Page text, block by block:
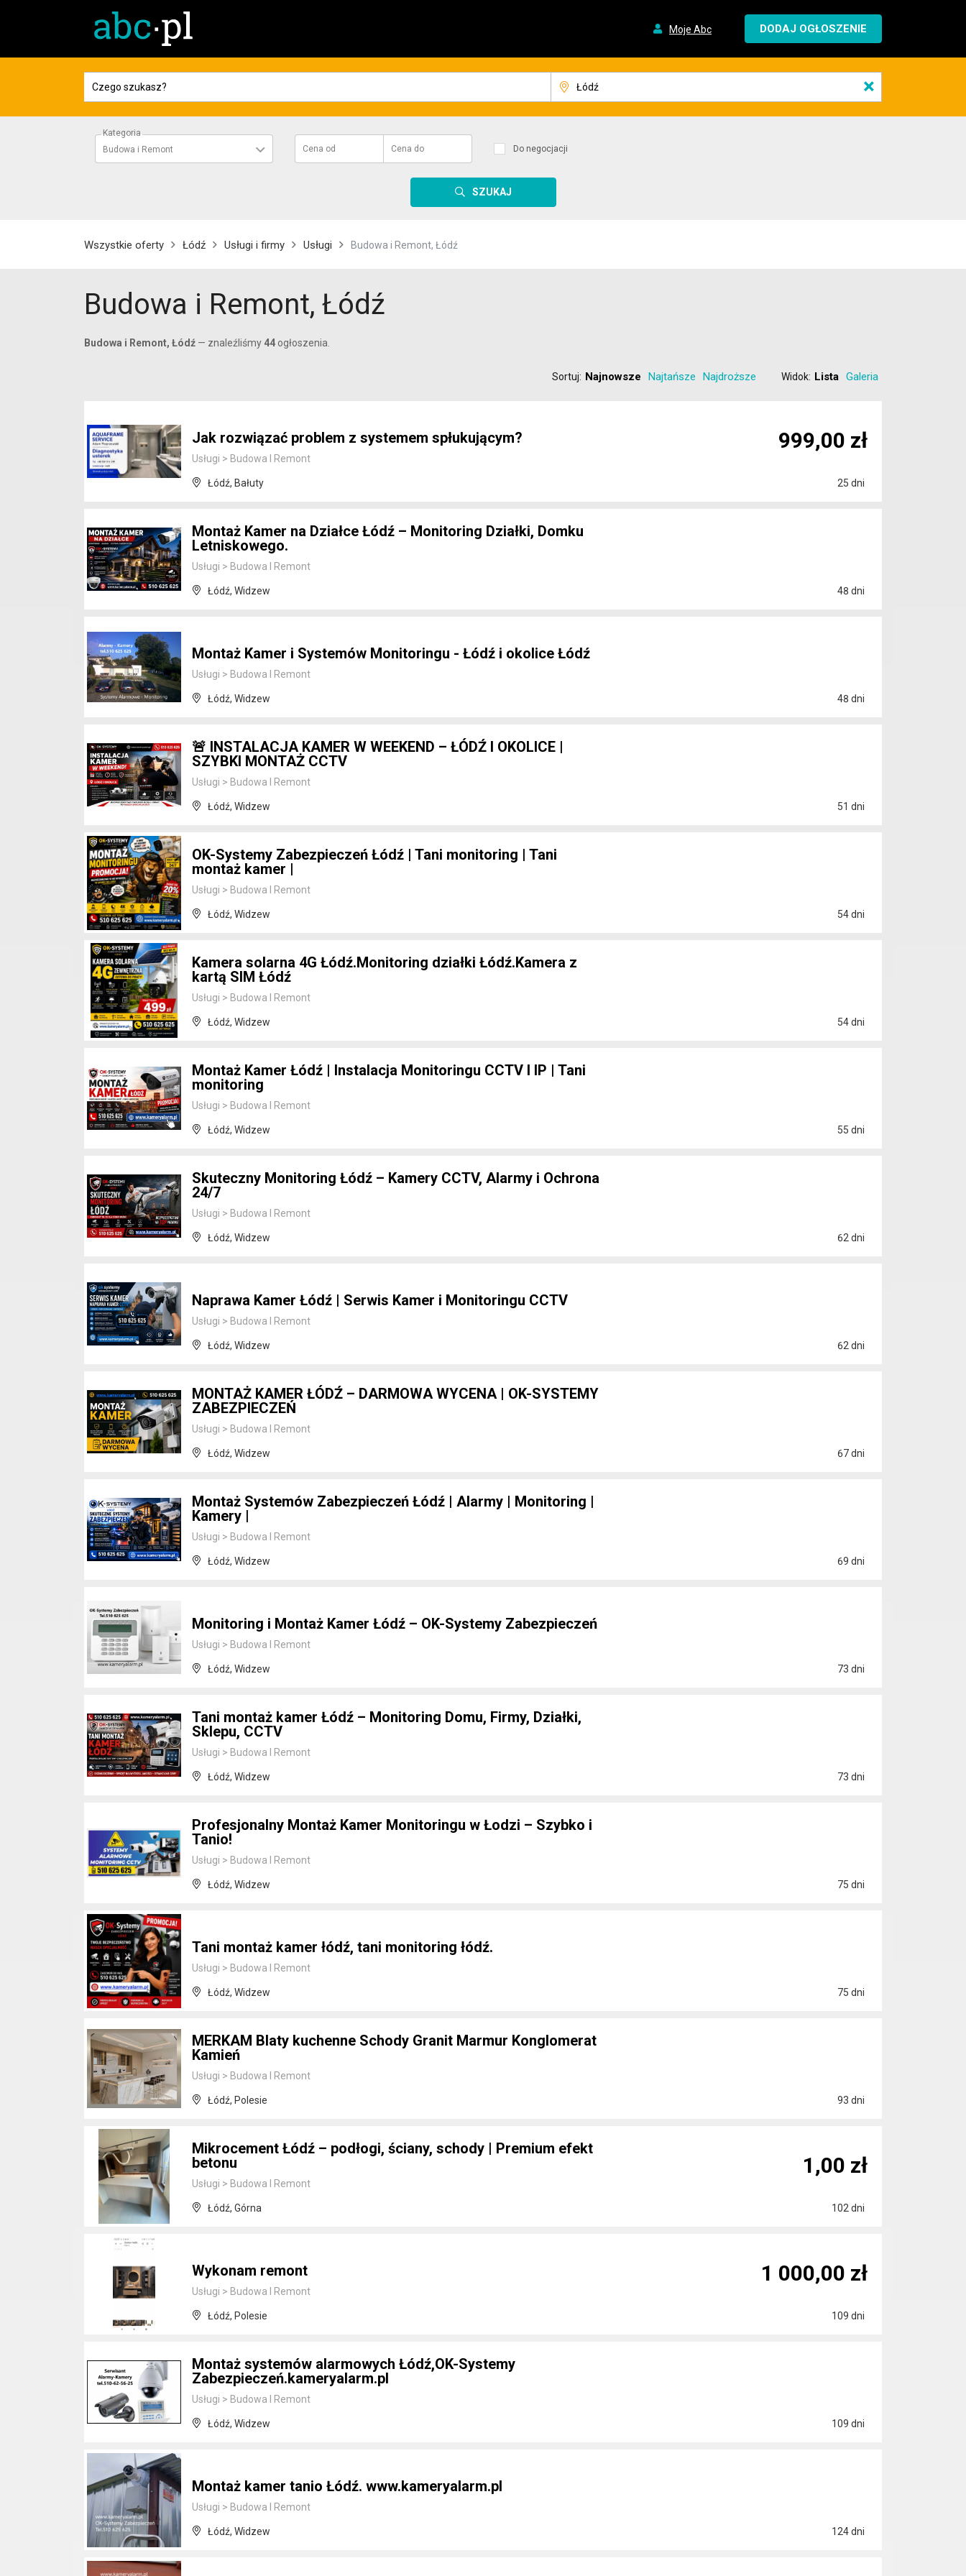
Moje Abc DODAJ OGŁOSZENIE
×
Kategoria
Budowa i Remont
Cena od Cena do Do negocjacji
SZUKAJ
Wszystkie oferty Łódź Usługi i firmy Usługi Budowa i Remont, Łódź
Budowa i Remont, Łódź
Budowa i Remont, Łódź — znaleźliśmy 44 ogłoszenia.
Sortuj: Najnowsze Najtańsze Najdroższe Widok: Lista Galeria
Jak rozwiązać problem z systemem spłukującym?
Usługi > Budowa I Remont
Łódź, Bałuty 25 dni
999,00 zł
Montaż Kamer na Działce Łódź – Monitoring Działki, Domku
Letniskowego.
Usługi > Budowa I Remont
Łódź, Widzew 48 dni
Montaż Kamer i Systemów Monitoringu - Łódź i okolice Łódź
Usługi > Budowa I Remont
Łódź, Widzew 48 dni
🚨 INSTALACJA KAMER W WEEKEND – ŁÓDŹ I OKOLICE |
SZYBKI MONTAŻ CCTV
Usługi > Budowa I Remont
Łódź, Widzew 51 dni
OK-Systemy Zabezpieczeń Łódź | Tani monitoring | Tani
montaż kamer |
Usługi > Budowa I Remont
Łódź, Widzew 54 dni
Kamera solarna 4G Łódź.Monitoring działki Łódź.Kamera z
kartą SIM Łódź
Usługi > Budowa I Remont
Łódź, Widzew 54 dni
Montaż Kamer Łódź | Instalacja Monitoringu CCTV I IP | Tani
monitoring
Usługi > Budowa I Remont
Łódź, Widzew 55 dni
Skuteczny Monitoring Łódź – Kamery CCTV, Alarmy i Ochrona
24/7
Usługi > Budowa I Remont
Łódź, Widzew 62 dni
Naprawa Kamer Łódź | Serwis Kamer i Monitoringu CCTV
Usługi > Budowa I Remont
Łódź, Widzew 62 dni
MONTAŻ KAMER ŁÓDŹ – DARMOWA WYCENA | OK-SYSTEMY
ZABEZPIECZEŃ
Usługi > Budowa I Remont
Łódź, Widzew 67 dni
Montaż Systemów Zabezpieczeń Łódź | Alarmy | Monitoring |
Kamery |
Usługi > Budowa I Remont
Łódź, Widzew 69 dni
Monitoring i Montaż Kamer Łódź – OK-Systemy Zabezpieczeń
Usługi > Budowa I Remont
Łódź, Widzew 73 dni
Tani montaż kamer Łódź – Monitoring Domu, Firmy, Działki,
Sklepu, CCTV
Usługi > Budowa I Remont
Łódź, Widzew 73 dni
Profesjonalny Montaż Kamer Monitoringu w Łodzi – Szybko i
Tanio!
Usługi > Budowa I Remont
Łódź, Widzew 75 dni
Tani montaż kamer łódź, tani monitoring łódź.
Usługi > Budowa I Remont
Łódź, Widzew 75 dni
MERKAM Blaty kuchenne Schody Granit Marmur Konglomerat
Kamień
Usługi > Budowa I Remont
Łódź, Polesie 93 dni
Mikrocement Łódź – podłogi, ściany, schody | Premium efekt
betonu
Usługi > Budowa I Remont
Łódź, Górna 102 dni
1,00 zł
Wykonam remont
Usługi > Budowa I Remont
Łódź, Polesie 109 dni
1 000,00 zł
Montaż systemów alarmowych Łódź,OK-Systemy
Zabezpieczeń.kameryalarm.pl
Usługi > Budowa I Remont
Łódź, Widzew 109 dni
Montaż kamer tanio Łódź. www.kameryalarm.pl
Usługi > Budowa I Remont
Łódź, Widzew 124 dni